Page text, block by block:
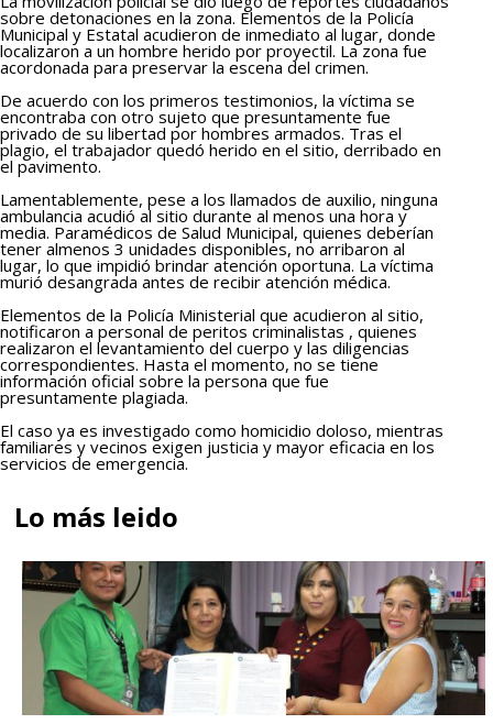
sobre detonaciones en la zona. Elementos de la Policía
Municipal y Estatal acudieron de inmediato al lugar, donde
localizaron a un hombre herido por proyectil. La zona fue
acordonada para preservar la escena del crimen.
De acuerdo con los primeros testimonios, la víctima se
encontraba con otro sujeto que presuntamente fue
privado de su libertad por hombres armados. Tras el
plagio, el trabajador quedó herido en el sitio, derribado en
el pavimento.
Lamentablemente, pese a los llamados de auxilio, ninguna
ambulancia acudió al sitio durante al menos una hora y
media. Paramédicos de Salud Municipal, quienes deberían
tener almenos 3 unidades disponibles, no arribaron al
lugar, lo que impidió brindar atención oportuna. La víctima
murió desangrada antes de recibir atención médica.
Elementos de la Policía Ministerial que acudieron al sitio,
notificaron a personal de peritos criminalistas , quienes
realizaron el levantamiento del cuerpo y las diligencias
correspondientes. Hasta el momento, no se tiene
información oficial sobre la persona que fue
presuntamente plagiada.
El caso ya es investigado como homicidio doloso, mientras
familiares y vecinos exigen justicia y mayor eficacia en los
servicios de emergencia.
Lo más leido